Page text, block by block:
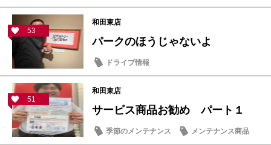
53
和田東店
パークのほうじゃないよ
ドライブ情報
51
和田東店
サービス商品お勧め パート１
季節のメンテナンス メンテナンス商品